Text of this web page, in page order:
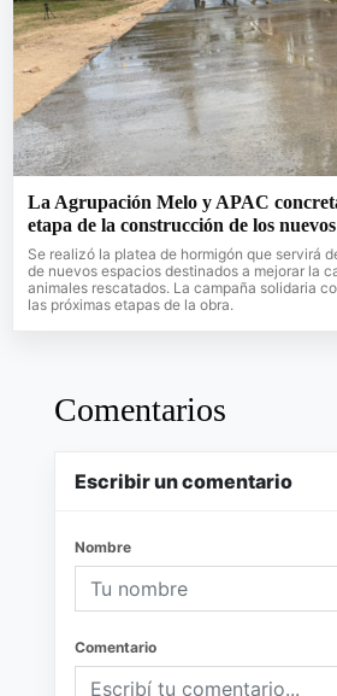
La Agrupación Melo y APAC
etapa de la construcción de los
Se realizó la platea de hormigón que servirá
de nuevos espacios destinados a mejorar la
animales rescatados. La campaña solidaria
las próximas etapas de la obra.
Comentarios
Escribir un comentario
Nombre
Comentario